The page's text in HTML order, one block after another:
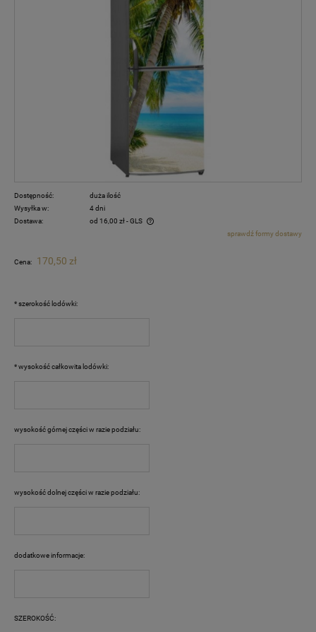
Dostępność:
duża ilość
Wysyłka w:
4 dni
Dostawa:
od 16,00 zł- GLS
Cena nie zawiera ewentualnych kosztów płatnościsprawdź formy dostawy
Cena: 170,50 zł
*szerokość lodówki:
*wysokość całkowita lodówki:
wysokość górnej części w razie podziału:
wysokość dolnej części w razie podziału:
dodatkowe informacje:
SZEROKOŚĆ: